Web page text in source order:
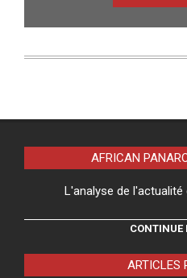
AFRICAN
L'analyse de
CONTINUE
ARTICLES